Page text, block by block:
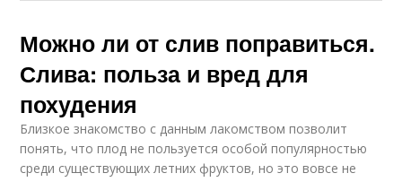
Можно ли от слив поправиться.
Слива: польза и вред для
похудения
Близкое знакомство с данным лакомством позволит
понять, что плод не пользуется особой популярностью
среди существующих летних фруктов, но это вовсе не